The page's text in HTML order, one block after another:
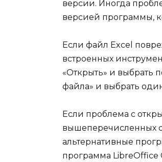
версии. Иногда
версией программы,
Если файл Excel
встроенных
«Открыть» и выбрать
файла» и выбрать
Если проблема с
вышеперечисленных
альтернативные
программа LibreOffice